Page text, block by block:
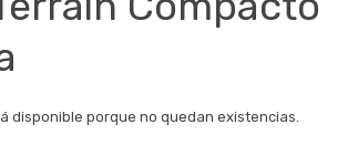
disponible porque no quedan existencias.